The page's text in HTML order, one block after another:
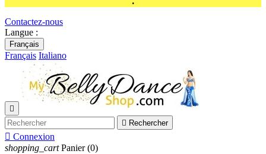
Contactez-nous
Langue :
Français
Français Italiano

 Rechercher
 Connexion
shopping_cart Panier (0)